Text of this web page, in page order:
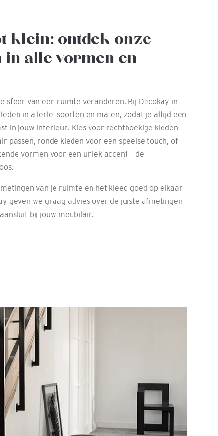
klein: ontdek onze
alle vormen en
sfeer van een ruimte veranderen. Bij Decokay in
in allerlei soorten en maten, zodat je altijd een
in jouw interieur. Kies voor rechthoekige kleden
passen, ronde kleden voor een speelse touch, of
vormen voor een uniek accent – de
van je ruimte en het kleed goed op elkaar
geven we graag advies over de juiste afmetingen
bij jouw meubilair.